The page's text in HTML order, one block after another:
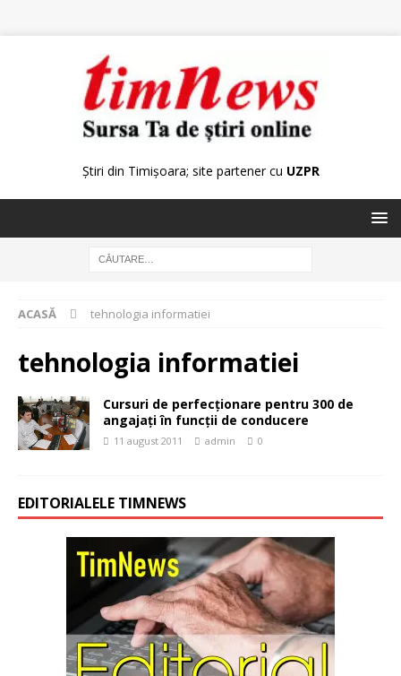
Știri din Timișoara; site partener cu UZPR
ACASĂ tehnologia informatiei
tehnologia informatiei
Cursuri de perfecţionare pentru 300 de
angajaţi în funcţii de conducere
11 august 2011 admin 0
EDITORIALELE TIMNEWS